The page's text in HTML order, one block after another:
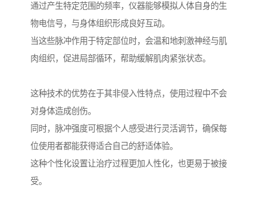
通过产生特定范围的频率，仪器能够模拟人体自身的生
物电信号，与身体组织形成良好互动。
当这些脉冲作用于特定部位时，会温和地刺激神经与肌
肉组织，促进局部循环，帮助缓解肌肉紧张状态。
这种技术的优势在于其非侵入性特点，使用过程中不会
对身体造成创伤。
同时，脉冲强度可根据个人感受进行灵活调节，确保每
位使用者都能获得适合自己的舒适体验。
这种个性化设置让治疗过程更加人性化，也更易于被接
受。